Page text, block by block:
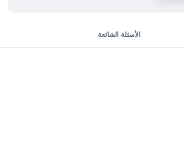
الأسئلة الشائعة